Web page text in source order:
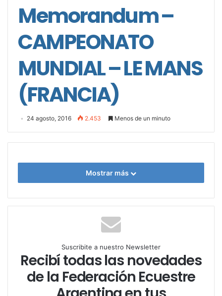
Memorandum –
CAMPEONATO
MUNDIAL – LE MANS
(FRANCIA)
24 agosto, 2016 2.453 Menos de un minuto
Mostrar más
Suscribite a nuestro Newsletter
Recibí todas las novedades
de la Federación Ecuestre